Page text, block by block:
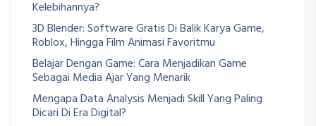
Kelebihannya?
3D Blender: Software Gratis Di Balik Karya Game,
Roblox, Hingga Film Animasi Favoritmu
Belajar Dengan Game: Cara Menjadikan Game
Sebagai Media Ajar Yang Menarik
Mengapa Data Analysis Menjadi Skill Yang Paling
Dicari Di Era Digital?